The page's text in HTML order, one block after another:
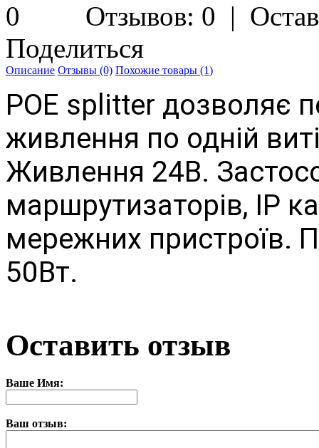
Отзывов: 0 |
Поделиться
Описание Отзывы (0) Похожие товары (1)
POE splitter дозволяє
живлення по одній
Живлення 24В.
маршрутизаторів, IP
мережних пристроїв.
50Вт.
Оставить отзыв
Ваше Имя:
Ваш отзыв: